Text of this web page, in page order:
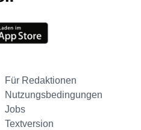
Für Redaktionen
Nutzungsbedingungen
Jobs
Textversion